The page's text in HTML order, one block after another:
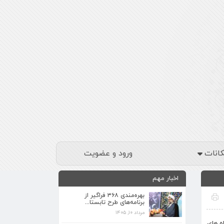
ورود و عضویت
اخبار مهم
بهره‌مندی ۳۶۸ فراگیر از
برنامه‌های طرح تابستا...
مرداد ۱۰, ۱۴۰۵
برنامه‌های فرهنگی زیارتگاه شهید آیت‌الله